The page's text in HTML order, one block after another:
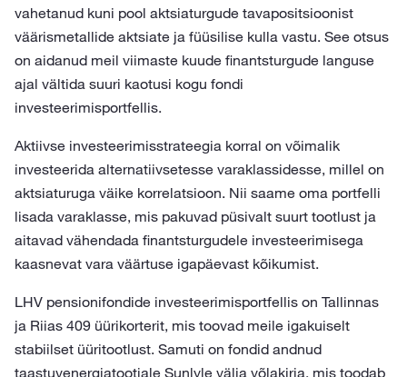
vahetanud kuni pool aktsiaturgude tavapositsioonist
väärismetallide aktsiate ja füüsilise kulla vastu. See otsus
on aidanud meil viimaste kuude finantsturgude languse
ajal vältida suuri kaotusi kogu fondi
investeerimisportfellis.
Aktiivse investeerimisstrateegia korral on võimalik
investeerida alternatiivsetesse varaklassidesse, millel on
aktsiaturuga väike korrelatsioon. Nii saame oma portfelli
lisada varaklasse, mis pakuvad püsivalt suurt tootlust ja
aitavad vähendada finantsturgudele investeerimisega
kaasnevat vara väärtuse igapäevast kõikumist.
LHV pensionifondide investeerimisportfellis on Tallinnas
ja Riias 409 üürikorterit, mis toovad meile igakuiselt
stabiilset üüritootlust. Samuti on fondid andnud
taastuvenergiatootjale Sunlyle välja võlakirja, mis toodab